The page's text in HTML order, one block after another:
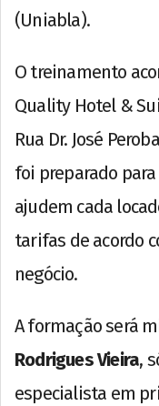
(Uniabla).
O treinamento
Quality Hotel &
Rua Dr. José
foi preparado
ajudem cada
tarifas de acordo
negócio.
A formação será
Rodrigues Vieira,
especialista em